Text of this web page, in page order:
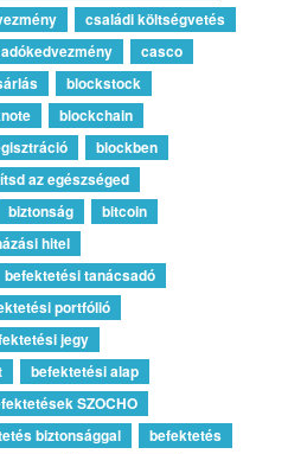
családi költségvetés
casco
blockstock
blockchain
blockben
az egészséged
biztonság
bitcoin
hitel
befektetési tanácsadó
portfólió
jegy
befektetési alap
SZOCHO
biztonsággal
befektetés